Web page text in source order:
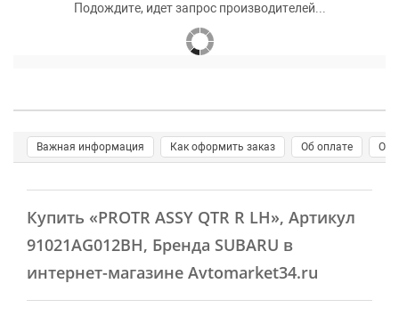
Подождите, идет запрос производителей...
Важная информация Как оформить заказ Об оплате О
Купить «PROTR ASSY QTR R LH», Артикул
91021AG012BH, Бренда SUBARU в
интернет-магазине Avtomarket34.ru